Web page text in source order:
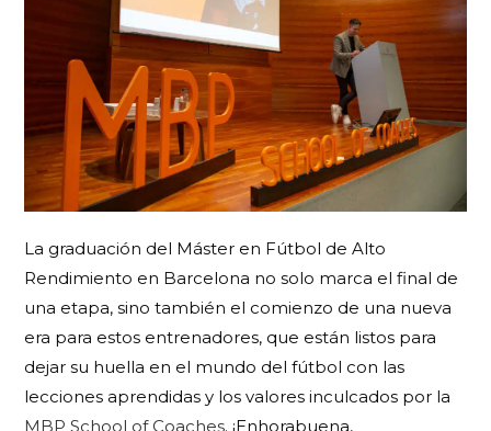
La graduación del Máster en Fútbol de Alto
Rendimiento en Barcelona no solo marca el final de
una etapa, sino también el comienzo de una nueva
era para estos entrenadores, que están listos para
dejar su huella en el mundo del fútbol con las
lecciones aprendidas y los valores inculcados por la
MBP School of Coaches. ¡Enhorabuena,